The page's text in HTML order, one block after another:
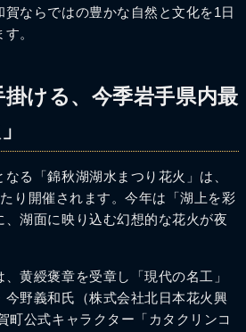
ならではの豊かな自然と文化を1日
。
ける、今季岩手県内最
る「錦秋湖湖水まつり花火」は、
り開催されます。今年は「湖上を彩
、湖面に映り込む幻想的な花火が夜
黄綬褒章を受章し「現代の名工」
今野義和氏（株式会社北日本花火興
町公式キャラクター「カタクリンコ